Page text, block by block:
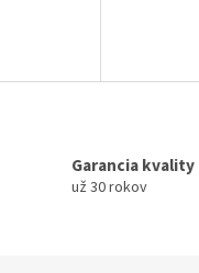
Garancia kvality
už 30 rokov